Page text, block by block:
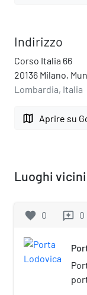
Indirizzo
Corso Italia 66
20136 Milano,
Lombardia, Italia
map Aprire su
Luoghi vicini
favorite 0 reviews 0